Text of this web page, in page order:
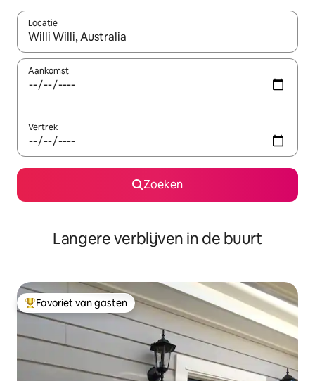
Locatie
Wanneer er resultaten beschikbaar zijn, maak je een keuze
Aankomst
Vertrek
Zoeken
Langere verblijven in de buurt
Topfavoriet van gasten
Favoriet van gasten